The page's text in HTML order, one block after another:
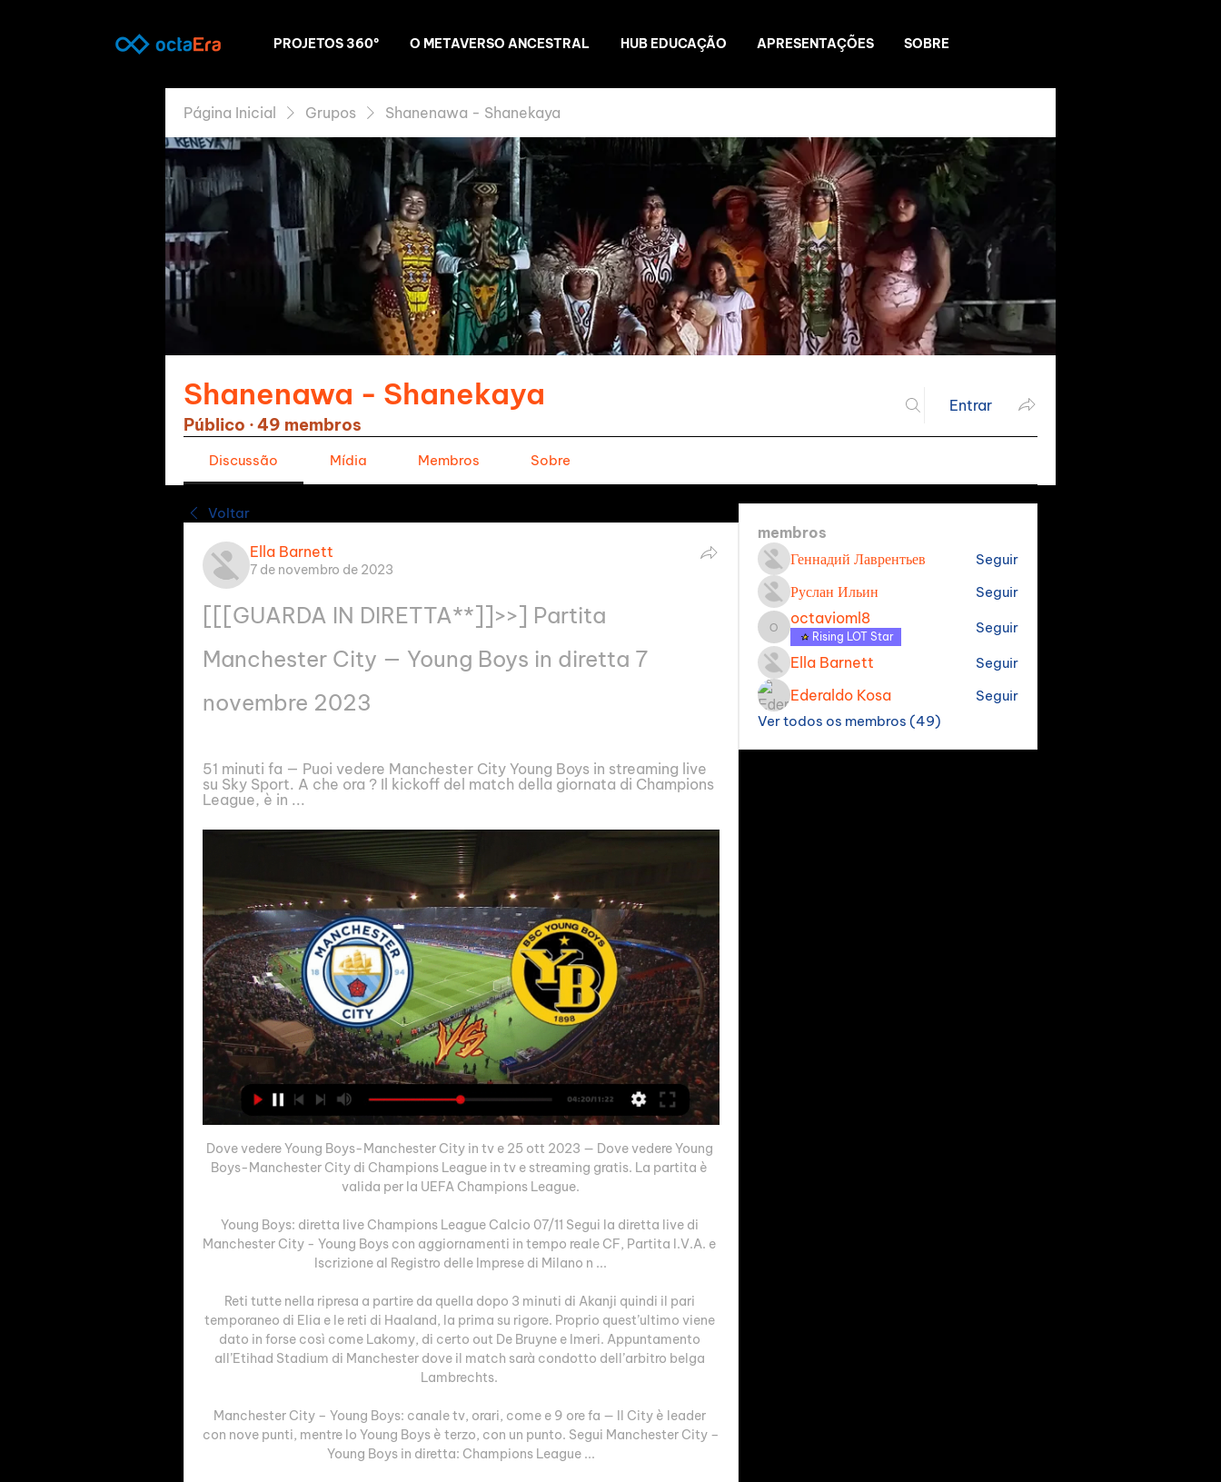
PROJETOS 360º O METAVERSO ANCESTRAL HUB EDUCAÇÃO APRESENTAÇÕES SOBRE
Página Inicial Grupos Shanenawa - Shanekaya
Shanenawa - Shanekaya
Público ·49 membros
Entrar
Discussão Mídia Membros Sobre
Voltar
Ella Barnett
7 de novembro de 2023
[[[GUARDA IN DIRETTA**]]>>] Partita
Manchester City — Young Boys in diretta 7
novembre 2023
51 minuti fa — Puoi vedere Manchester City Young Boys in streaming live
su Sky Sport. A che ora ? Il kickoff del match della giornata di Champions
League, è in ...
Dove vedere Young Boys-Manchester City in tv e 25 ott 2023 — Dove vedere Young
Boys-Manchester City di Champions League in tv e streaming gratis. La partita è
valida per la UEFA Champions League.
Young Boys: diretta live Champions League Calcio 07/11 Segui la diretta live di
Manchester City - Young Boys con aggiornamenti in tempo reale CF, Partita I.V.A. e
Iscrizione al Registro delle Imprese di Milano n ...
Reti tutte nella ripresa a partire da quella dopo 3 minuti di Akanji quindi il pari
temporaneo di Elia e le reti di Haaland, la prima su rigore. Proprio quest’ultimo viene
dato in forse così come Lakomy, di certo out De Bruyne e Imeri. Appuntamento
all’Etihad Stadium di Manchester dove il match sarà condotto dell’arbitro belga
Lambrechts.
Manchester City – Young Boys: canale tv, orari, come e 9 ore fa — Il City è leader
con nove punti, mentre lo Young Boys è terzo, con un punto. Segui Manchester City –
Young Boys in diretta: Champions League ...
membros
Геннадий Лаврентьев
Seguir
Руслан Ильин Seguir
octavioml8
octavioml8
Rising LOT Star
Seguir
Ella Barnett Seguir
Ederaldo Kosa
Seguir
Ver todos os membros (49)